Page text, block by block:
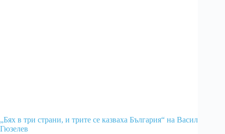
„Бях в три страни, и трите се казваха България“ на Васил
Гюзелев